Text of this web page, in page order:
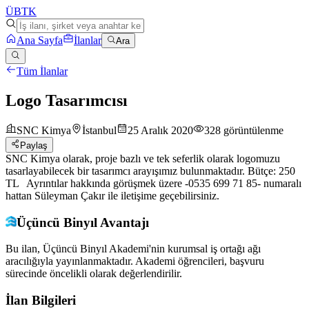
ÜBTK
Ana Sayfa İlanlar Ara
Tüm İlanlar
Logo Tasarımcısı
SNC Kimya İstanbul 25 Aralık 2020 328 görüntülenme
Paylaş
SNC Kimya olarak, proje bazlı ve tek seferlik olarak logomuzu
tasarlayabilecek bir tasarımcı arayışımız bulunmaktadır. Bütçe: 250
TL Ayrıntılar hakkında görüşmek üzere -0535 699 71 85- numaralı
hattan Süleyman Çakır ile iletişime geçebilirsiniz.
Üçüncü Binyıl Avantajı
Bu ilan, Üçüncü Binyıl Akademi'nin kurumsal iş ortağı ağı
aracılığıyla yayınlanmaktadır. Akademi öğrencileri, başvuru
sürecinde öncelikli olarak değerlendirilir.
İlan Bilgileri